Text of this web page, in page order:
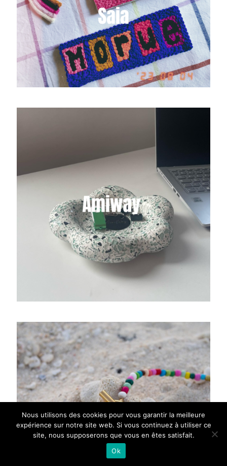
Nous utilisons des cookies pour vous garantir la meilleure
expérience sur notre site web. Si vous continuez à utiliser ce
site, nous supposerons que vous en êtes satisfait.
Ok